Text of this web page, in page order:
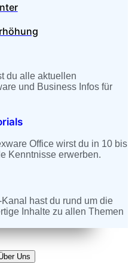
du alle aktuellen
und Business Infos für
Office wirst du in 10 bis
Kenntnisse erwerben.
hast du rund um die
Inhalte zu allen Themen
Uns